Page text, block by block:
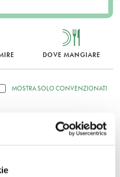
DOVE MANGIARE
MOSTRA SOLO CONVENZIONATI